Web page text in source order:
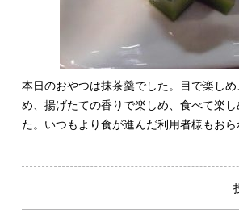
本日のおやつは抹茶羹でした。目で楽し
め、揚げたての香りで楽しめ、食べて楽
た。いつもより食が進んだ利用者様もお